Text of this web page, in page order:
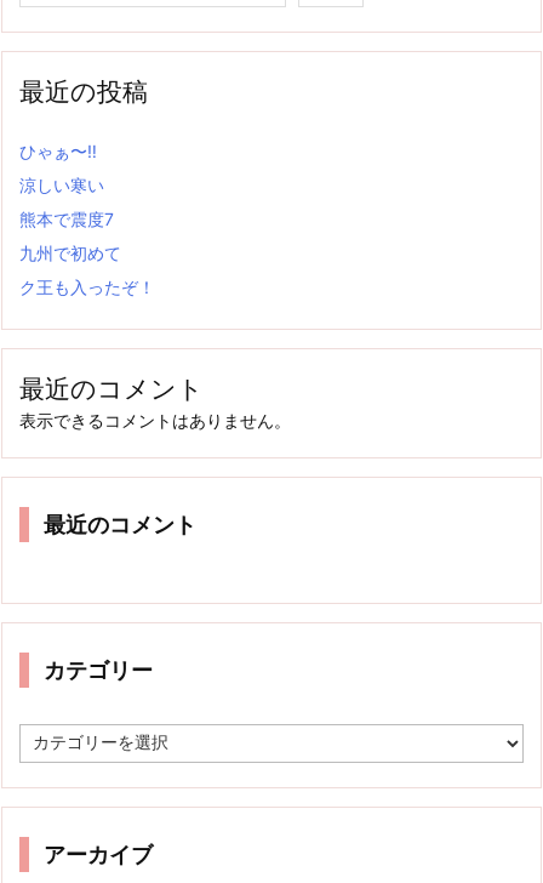
最近の投稿
ひゃぁ〜‼
涼しい寒い
熊本で震度7
九州で初めて
ク王も入ったぞ！
最近のコメント
表示できるコメントはありません。
最近のコメント
カテゴリー
テ
リ
アーカイブ